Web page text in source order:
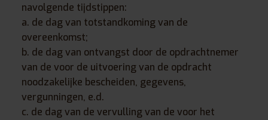
navolgende tijdstippen:
a. de dag van totstandkoming van de
overeenkomst;
b. de dag van ontvangst door de opdrachtnemer
van de voor de uitvoering van de opdracht
noodzakelijke bescheiden, gegevens,
vergunningen, e.d.
c. de dag van de vervulling van de voor het